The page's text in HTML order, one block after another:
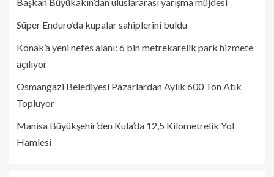
Süper Enduro’da kupalar sahiplerini buldu
Konak’a yeni nefes alanı: 6 bin metrekarelik park hizmete
açılıyor
Osmangazi Belediyesi Pazarlardan Aylık 600 Ton Atık
Topluyor
Manisa Büyükşehir’den Kula’da 12,5 Kilometrelik Yol
Hamlesi